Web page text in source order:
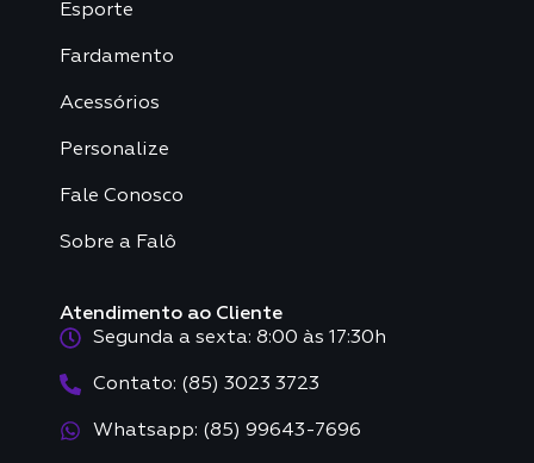
Esporte
Fardamento
Acessórios
Personalize
Fale Conosco
Sobre a Falô
Atendimento ao Cliente
Segunda a sexta: 8:00 às 17:30h
Contato: (85) 3023 3723
Whatsapp: (85) 99643-7696